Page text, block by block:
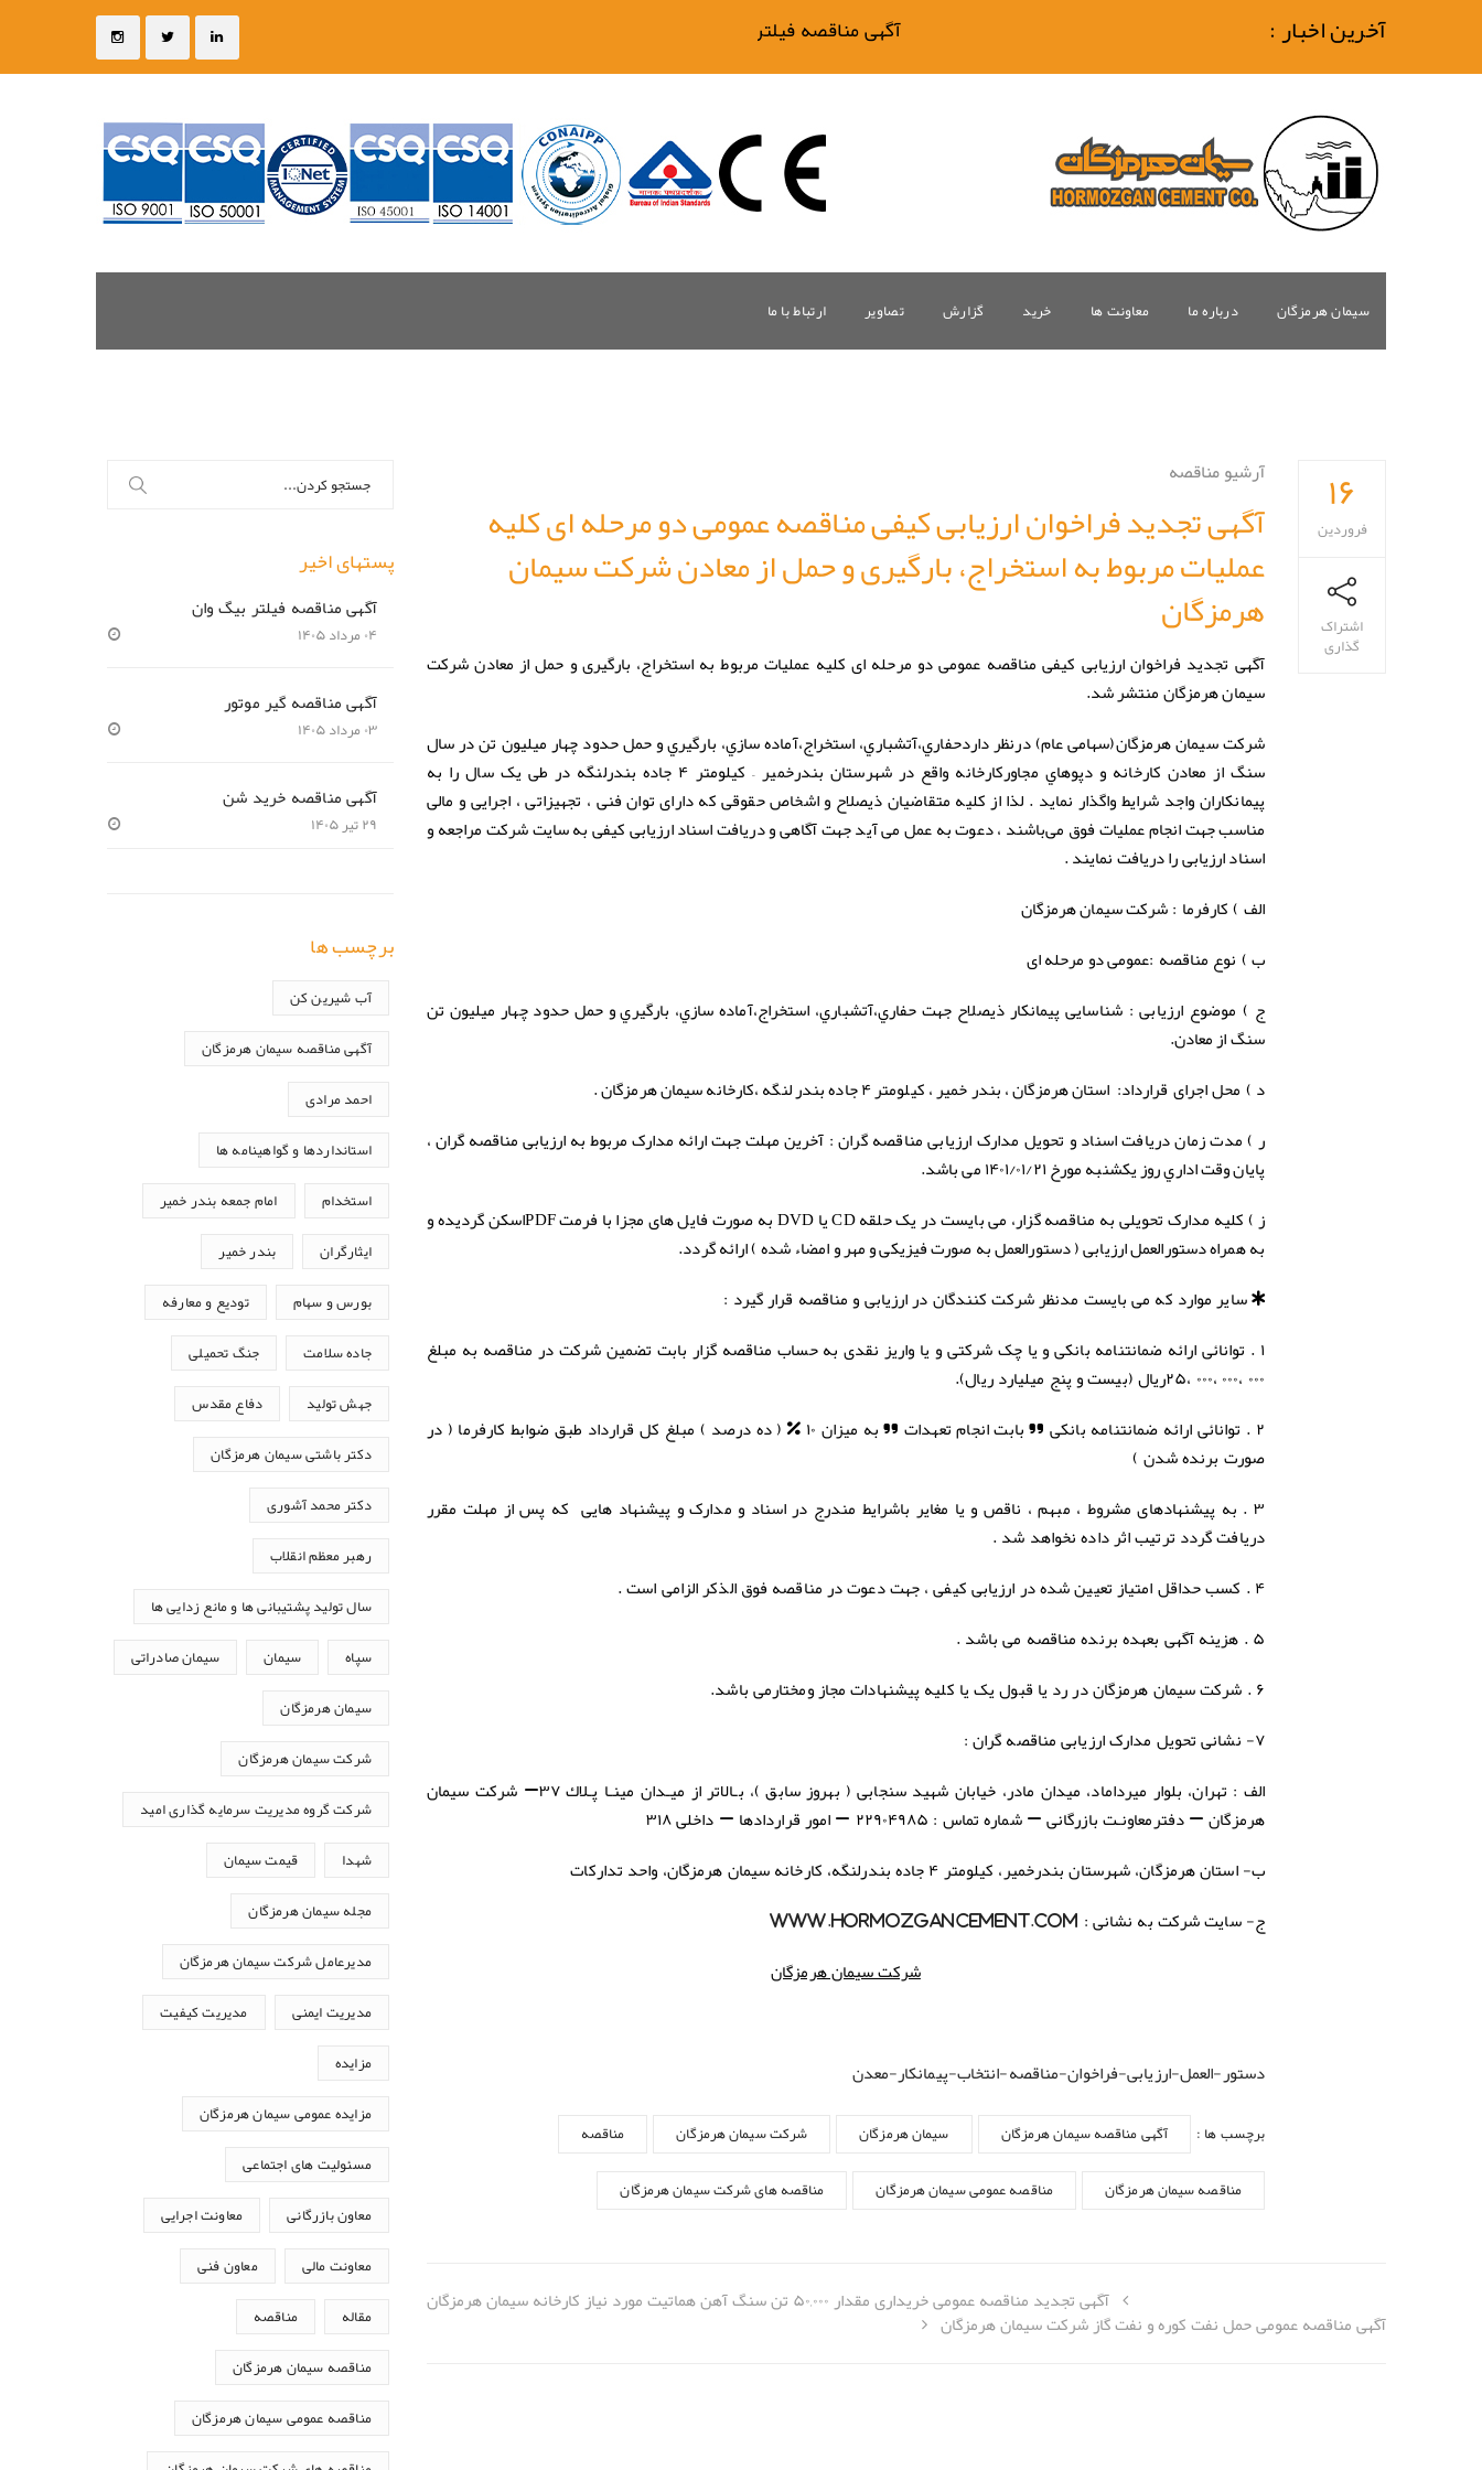
آخرین اخبار : آگهی مناقصه فیلتر بیگ وان
ارتباط با ما تصاویر گزارش خرید معاونت ها درباره ما سیمان هرمزگان
۱۶
فروردین
اشتراک
گذاری
آرشیو مناقصه
آگهی تجدید فراخوان ارزیابی کیفی مناقصه عمومی دو مرحله ای کلیه
عملیات مربوط به استخراج، بارگیری و حمل از معادن شرکت سیمان
هرمزگان
آگهی تجدید فراخوان ارزیابی کیفی مناقصه عمومی دو مرحله ای کلیه عملیات مربوط به استخراج، بارگیری و حمل از معادن شرکت
سیمان هرمزگان منتشر شد.
شرکت سیمان هرمزگان(سهامی عام) درنظر داردحفاري،آتشباري، استخراج،آماده سازي، بارگيري و حمل حدود چهار میلیون تن در سال
سنگ از معادن کارخانه و دپوهاي مجاورکارخانه واقع در شهرستان بندرخمیر – کیلومتر ۴ جاده بندرلنگه در طی یک سال را به
پیمانکاران واجد شرایط واگذار نماید . لذا از کلیه متقاضیان ذیصلاح و اشخاص حقوقی که دارای توان فنی ، تجهیزاتی ، اجرایی و مالی
مناسب جهت انجام عملیات فوق می‌باشند ، دعوت به عمل می آید جهت آگاهی و دریافت اسناد ارزیابی کیفی به سایت شرکت مراجعه و
اسناد ارزیابی را دریافت نمایند .
الف ) کارفرما : شرکت سیمان هرمزگان
ب ) نوع مناقصه :عمومی دو مرحله ای
ج ) موضوع ارزیابی :شناسایی پیمانکار ذیصلاح جهت حفاري،آتشباري، استخراج،آماده سازي، بارگيري و حمل حدود چهار میلیون تن
سنگ از معادن.
د ) محل اجرای قرارداد: استان هرمزگان ، بندر خمیر ، کیلومتر ۴ جاده بندر لنگه ،کارخانه سیمان هرمزگان .
ر ) مدت زمان دریافت اسناد و تحویل مدارک ارزیابی مناقصه گران : آخرین مهلت جهت ارائه مدارک مربوط به ارزیابی مناقصه گران ،
پایان وقت اداري روز یکشنبه مورخ ۱۴۰۱/۰۱/۲۱ می باشد.
ز ) کلیه مدارک تحویلی به مناقصه گزار، می بایست در یک حلقه CD یا DVD به صورت فایل های مجزا با فرمت PDFاسکن گردیده و
به همراه دستورالعمل ارزیابی ( دستورالعمل به صورت فیزیکی و مهر و امضاء شده ) ارائه گردد.
* سایر موارد که می بایست مدنظر شرکت کنندگان در ارزیابی و مناقصه قرار گیرد :
۱ . توانائی ارائه ضمانتنامه بانکی و یا چک شرکتی و یا واریز نقدی به حساب مناقصه گزار بابت تضمین شرکت در مناقصه به مبلغ
۰۰۰ ،۰۰۰ ،۰۰۰ ،۲۵ریال (بیست و پنج میلیارد ریال).
۲ . توانائی ارائه ضمانتنامه بانکی ” بابت انجام تعهدات ” به میزان ۱۰ % ( ده درصد ) مبلغ کل قرارداد طبق ضوابط کارفرما ( در
صورت برنده شدن )
۳ . به پیشنهادهای مشروط ، مبهم ، ناقص و یا مغایر باشرایط مندرج در اسناد و مدارک و پیشنهاد هایی که پس از مهلت مقرر
دریافت گردد ترتیب اثر داده نخواهد شد .
۴ . کسب حداقل امتیاز تعیین شده در ارزیابی کیفی ، جهت دعوت در مناقصه فوق الذکر الزامی است .
۵ . هزینه آگهی بعهده برنده مناقصه می باشد .
۶ . شرکت سیمان هرمزگان در رد یا قبول یک یا کلیه پیشنهادات مجاز ومختارمی باشد .
۷- نشانی تحویل مدارک ارزیابی مناقصه گران :
الف : تهران، بلوار میرداماد، میدان مادر، خیابان شهید سنجابی ( بهروز سابق )، بـالاتر از میـدان مینـا پـلاك ۳۷ – شرکت سیمان
هرمزگان – دفترمعاونـت بازرگانی – شماره تماس : ۲۲۹۰۴۹۸۵
– امور قراردادها – داخلی ۳۱۸
ب- استان هرمزگان، شهرستان بندرخمير، كيلومتر ۴ جاده بندرلنگه، كارخانه سيمان هرمزگان، واحد تداركات
ج- سایت شرکت به نشانی : www.Hormozgancement.com
شرکت سیمان هرمزگان
دستور-العمل-ارزیابی-فراخوان-مناقصه-انتخاب-پیمانکار-معدن
برچسب ها : آگهی مناقصه سیمان هرمزگان سیمان هرمزگان شرکت سیمان هرمزگان مناقصه
مناقصه سیمان هرمزگان مناقصه عمومی سیمان هرمزگان مناقصه های شرکت سیمان هرمزگان
آگهی تجدید مناقصه عمومی خریداری مقدار ۵۰,۰۰۰ تن سنگ آهن هماتيت مورد نياز كارخانه سیمان هرمزگان
آگهی مناقصه عمومی حمل نفت کوره و نفت گاز شرکت سیمان هرمزگان
برای:
پستهای اخیر
آگهی مناقصه فیلتر بیگ وان
۰۴ مرداد ۱۴۰۵
آگهی مناقصه گیر موتور
۰۳ مرداد ۱۴۰۵
آگهی مناقصه خرید شن
۲۹ تیر ۱۴۰۵
برچسب ها
آب شیرین کن
آگهی مناقصه سیمان هرمزگان
احمد مرادی
استانداردها و گواهینامه ها
استخدام امام جمعه بندر خمیر
ایثارگران بندر خمیر
بورس و سهام تودیع و معارفه
جاده سلامت جنگ تحمیلی
جهش تولید دفاع مقدس
دکتر باشتی سیمان هرمزگان
دکتر محمد آشوری
رهبر معظم انقلاب
سال تولید پشتیبانی ها و مانع زدایی ها
سپاه سیمان سیمان صادراتی
سیمان هرمزگان
شرکت سیمان هرمزگان
شرکت گروه مدیریت سرمایه گذاری امید
شهدا قیمت سیمان
مجله سیمان هرمزگان
مدیرعامل شرکت سیمان هرمزگان
مدیریت ایمنی مدیریت کیفیت
مزایده
مزایده عمومی سیمان هرمزگان
مسئولیت های اجتماعی
معاون بازرگانی معاونت اجرایی
معاونت مالی معاون فنی
مقاله مناقصه
مناقصه سیمان هرمزگان
مناقصه عمومی سیمان هرمزگان